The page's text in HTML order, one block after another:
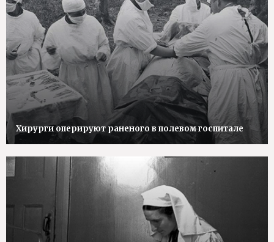
Хирурги оперируют раненого в полевом госпитале